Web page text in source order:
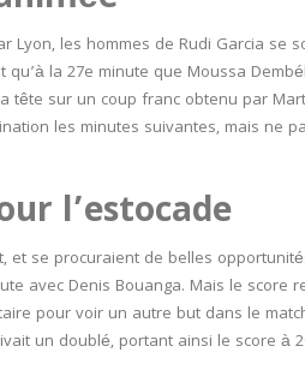
les hommes de Rudi Garcia se
la 27e minute que Moussa
tête sur un coup franc obtenu par
les minutes suivantes, mais ne
l’estocade
se procuraient de belles
avec Denis Bouanga. Mais le score
pour voir un autre but dans le
un doublé, portant ainsi le score à